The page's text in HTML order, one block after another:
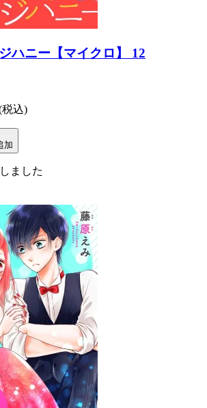
ハニー【マイクロ】 12
税込)
加
ました